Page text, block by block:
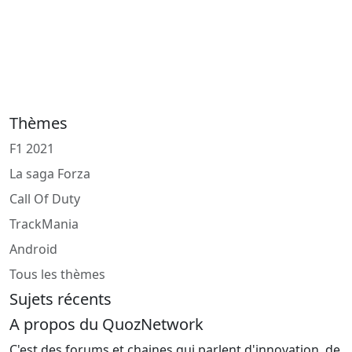
Thèmes
F1 2021
La saga Forza
Call Of Duty
TrackMania
Android
Tous les thèmes
Sujets récents
A propos du QuozNetwork